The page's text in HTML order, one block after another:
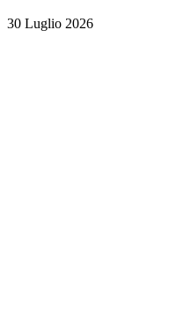
30 Luglio 2026